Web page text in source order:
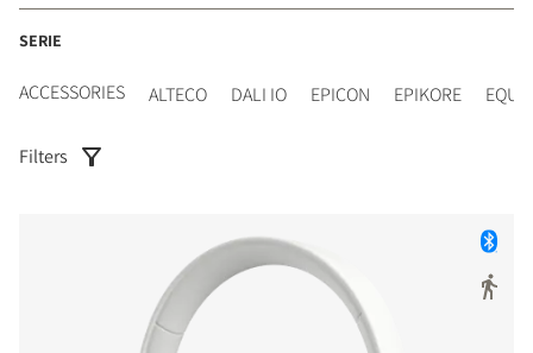
SERIE
ACCESSORIES ALTECO DALI IO EPICON EPIKORE EQUI
Filters